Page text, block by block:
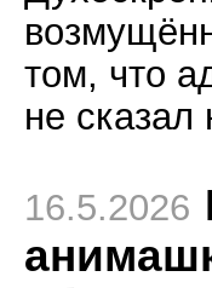
том, что
не сказал
16.5.2026